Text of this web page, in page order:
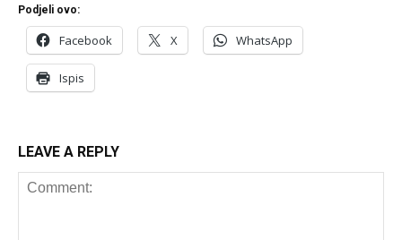
Podjeli ovo:
Facebook X WhatsApp
Ispis
LEAVE A REPLY